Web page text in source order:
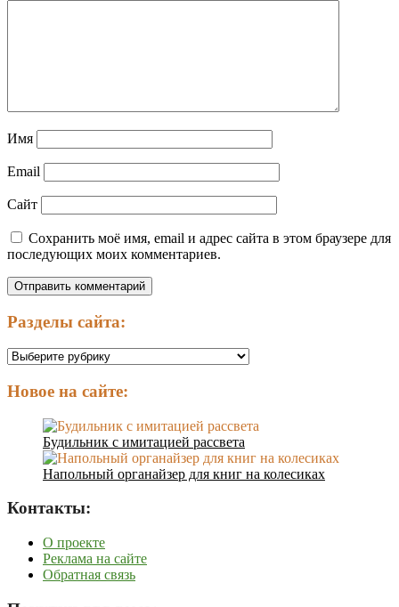
Имя
Email
Сайт
Сохранить моё имя, email и адрес сайта в этом браузере для
последующих моих комментариев.
Разделы сайта:
Разделы
Новое на сайте:
Будильник с имитацией рассвета
Напольный органайзер для книг на колесиках
Контакты:
О проекте
Реклама на сайте
Обратная связь